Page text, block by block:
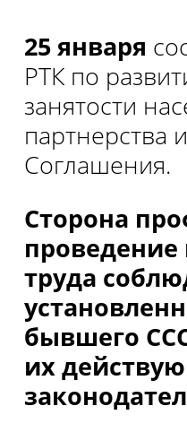
25 января
РТК по
занятости
партнерства
Соглашения.
Сторона
труда
бывшего
их